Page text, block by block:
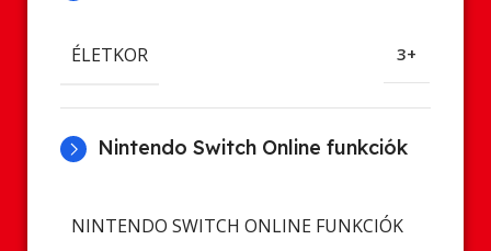
ÉLETKOR 3+
Nintendo Switch Online funkciók
NINTENDO SWITCH ONLINE FUNKCIÓK